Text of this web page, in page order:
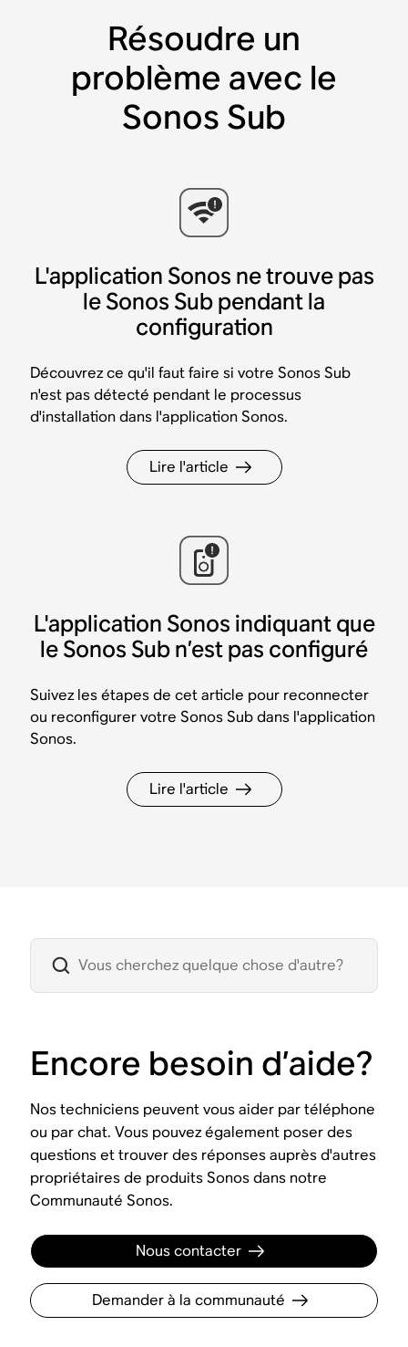
Résoudre un
problème avec le
Sonos Sub
L'application Sonos ne trouve pas
le Sonos Sub pendant la
configuration
Découvrez ce qu'il faut faire si votre Sonos Sub
n'est pas détecté pendant le processus
d'installation dans l'application Sonos.
Lire l'article
L'application Sonos indiquant que
le Sonos Sub n’est pas configuré
Suivez les étapes de cet article pour reconnecter
ou reconfigurer votre Sonos Sub dans l'application
Sonos.
Lire l'article
Encore besoin d’aide?
Nos techniciens peuvent vous aider par téléphone
ou par chat. Vous pouvez également poser des
questions et trouver des réponses auprès d'autres
propriétaires de produits Sonos dans notre
Communauté Sonos.
Nous contacter
Demander à la communauté